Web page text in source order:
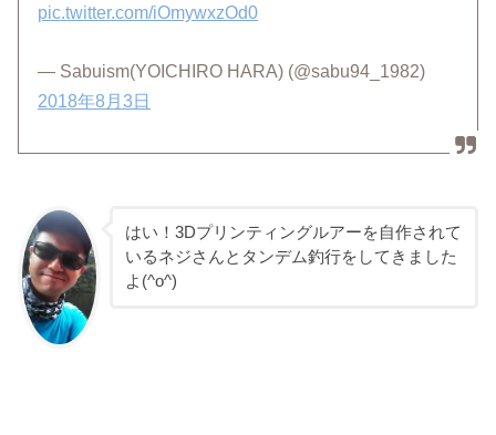
pic.twitter.com/iOmywxzOd0
— Sabuism(YOICHIRO HARA) (@sabu94_1982)
2018年8月3日
はい！3Dプリンティングルアーを自作されて
いるネジさんとタンデム釣行をしてきました
よ(^o^)